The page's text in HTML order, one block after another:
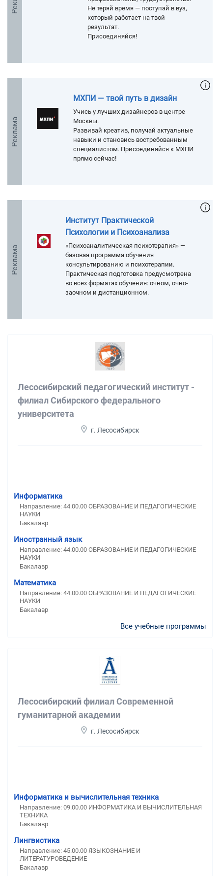
Не теряй время — поступай в вуз,
который работает на твой
результат.
Присоединяйся!
Реклама
МХПИ — твой путь в дизайн
Учись у лучших дизайнеров в центре
Москвы.
Развивай креатив, получай актуальные
навыки и становись востребованным
специалистом. Присоединяйся к МХПИ
прямо сейчас!
Реклама
Институт Практической
Психологии и Психоанализа
«Психоаналитическая психотерапия» —
базовая программа обучения
консультированию и психотерапии.
Практическая подготовка предусмотрена
во всех форматах обучения: очном, очно-
заочном и дистанционном.
Лесосибирский педагогический институт -
филиал Сибирского федерального
университета
г. Лесосибирск
Информатика
Направление: 44.00.00 ОБРАЗОВАНИЕ И ПЕДАГОГИЧЕСКИЕ
НАУКИ
Бакалавр
Иностранный язык
Направление: 44.00.00 ОБРАЗОВАНИЕ И ПЕДАГОГИЧЕСКИЕ
НАУКИ
Бакалавр
Математика
Направление: 44.00.00 ОБРАЗОВАНИЕ И ПЕДАГОГИЧЕСКИЕ
НАУКИ
Бакалавр
Все учебные программы
Лесосибирский филиал Современной
гуманитарной академии
г. Лесосибирск
Информатика и вычислительная техника
Направление: 09.00.00 ИНФОРМАТИКА И ВЫЧИСЛИТЕЛЬНАЯ
ТЕХНИКА
Бакалавр
Лингвистика
Направление: 45.00.00 ЯЗЫКОЗНАНИЕ И
ЛИТЕРАТУРОВЕДЕНИЕ
Бакалавр